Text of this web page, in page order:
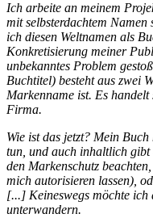
Ich arbeite an meinem
mit selbsterdachtem
ich diesen Weltnamen als
Konkretisierung meiner
unbekanntes Problem
Buchtitel) besteht aus zwei
Markenname ist. Es
Firma.
Wie ist das jetzt? Mein
tun, und auch inhaltlich gibt
den Markenschutz
mich autorisieren lassen),
[...] Keineswegs möchte ich
unterwandern.